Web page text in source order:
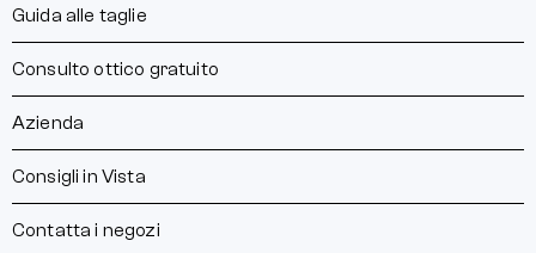
Guida alle taglie
Consulto ottico gratuito
Azienda
Consigli in Vista
Contatta i negozi